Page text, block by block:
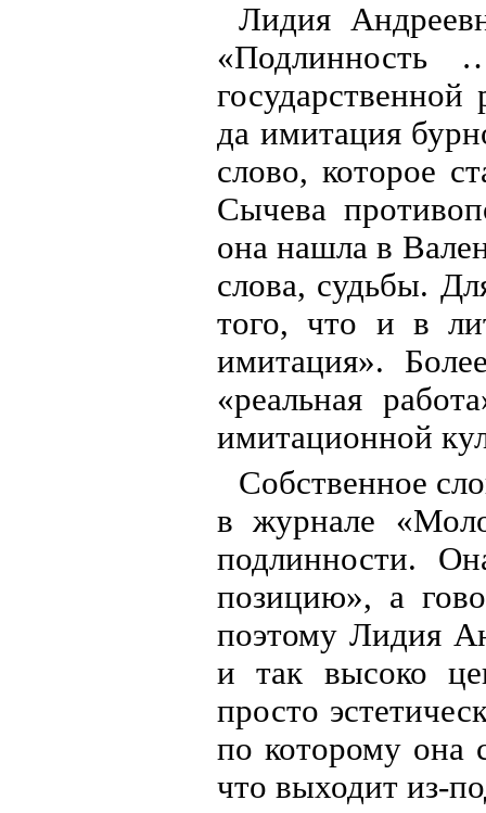
Лидия
да имитация
слово, которое
Сычева
она нашла в
слова, судьбы.
того, что и в
имитация».
«реальная
имитационной
Собственное
в журнале
подлинности.
позицию», а
поэтому Лидия
и так высоко
просто
по которому она
что выходит из-